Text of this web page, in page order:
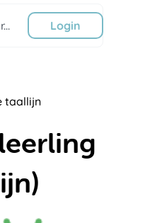
Login
taallijn